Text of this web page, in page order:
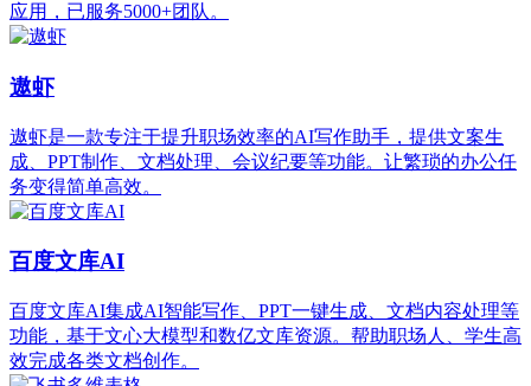
应用，已服务5000+团队。
遨虾
遨虾是一款专注于提升职场效率的AI写作助手，提供文案生
成、PPT制作、文档处理、会议纪要等功能。让繁琐的办公任
务变得简单高效。
百度文库AI
百度文库AI集成AI智能写作、PPT一键生成、文档内容处理等
功能，基于文心大模型和数亿文库资源。帮助职场人、学生高
效完成各类文档创作。